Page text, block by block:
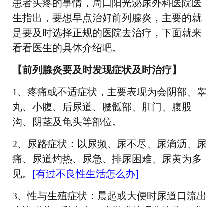
患者头疼的事情，周口阳光泌尿外科医院医
生指出，要想早点治好前列腺炎，主要的就
是要及时选择正规的医院去治疗，下面就来
看看医生的具体介绍吧。
【前列腺炎要及时发现症状及时治疗】
1、疼痛或不适症状，主要表现为会阴部、睾
丸、小腹、后尿道、腰骶部、肛门、腹股
沟、阴茎及龟头等部位。
2、尿路症状：以尿频、尿不尽、尿滴沥、尿
痛、尿道灼热、尿急、排尿困难、尿黄为多
见。
[有过不良性生活怎么办]
3、性与生殖症状：晨起或大便时尿道口流出